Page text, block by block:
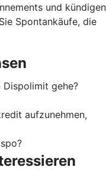
und kündigen
Spontankäufe, die
Dispolimit gehe?
aufzunehmen,